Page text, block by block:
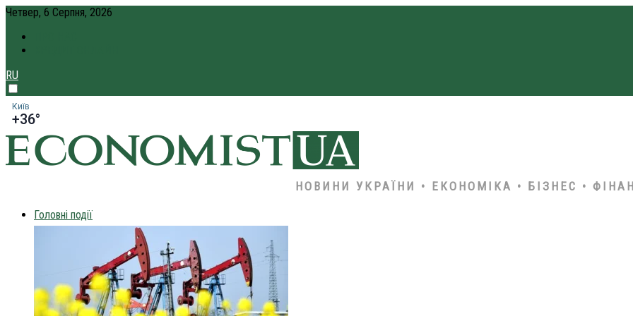
Четвер, 6 Серпня, 2026
RU
Київ
+36°
НОВИНИ УКРАЇНИ • ЕКОНОМІКА • БІЗНЕС •
Головні події